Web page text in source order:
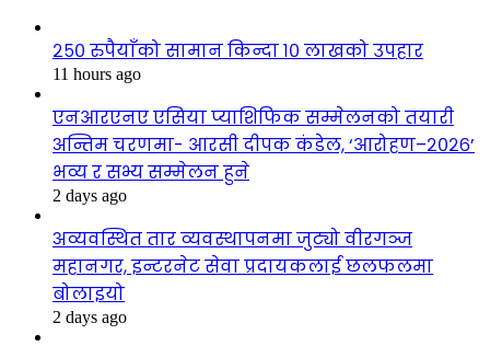
२५० रुपैयाँको सामान किन्दा १० लाखको उपहार
11 hours ago
एनआरएनए एसिया प्याशिफिक सम्मेलनको तयारी
अन्तिम चरणमा- आरसी दीपक कंडेल, ‘आरोहण–२०२६’
भव्य र सभ्य सम्मेलन हुने
2 days ago
अव्यवस्थित तार व्यवस्थापनमा जुट्यो वीरगञ्ज
महानगर, इन्टरनेट सेवा प्रदायकलाई छलफलमा
बोलाइयो
2 days ago